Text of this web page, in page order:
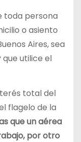
toda persona
o asiento
Aires, sea
utilice el
total del
flagelo de la
que un aérea
por otro